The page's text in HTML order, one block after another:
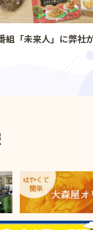
組「未来人」に弊社